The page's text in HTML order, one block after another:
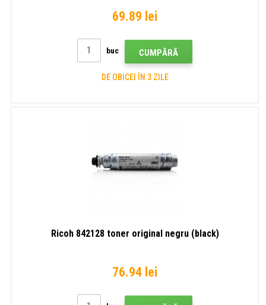
69.89 lei
buc CUMPĂRĂ
DE OBICEI ÎN 3 ZILE
Ricoh 842128 toner original negru (black)
76.94 lei